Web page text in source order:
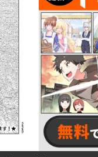
詳細ページへの